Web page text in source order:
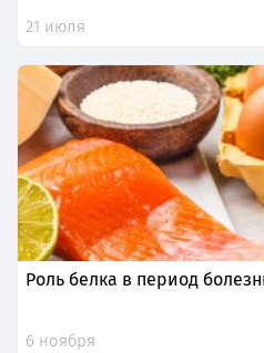
21 июля
Роль белка в период
6 ноября